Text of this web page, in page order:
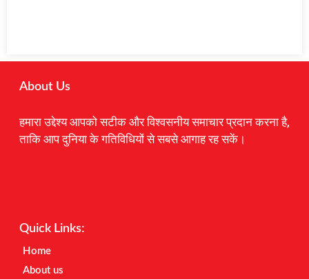
About Us
हमारा उद्देश्य आपको सटीक और विश्वसनीय समाचार प्रदान करना है,
ताकि आप दुनिया के गतिविधियों से सबसे आगाह रह सकें।
Quick Links:
Home
About us